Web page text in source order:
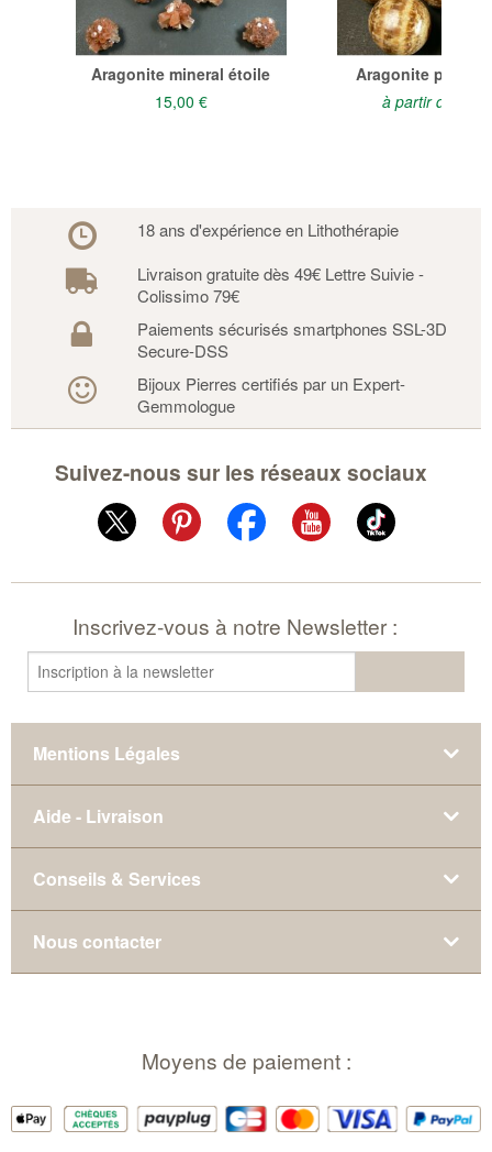
Aragonite mineral étoile
15,00 €
Aragonite pierre
à partir de
18 ans d'expérience en Lithothérapie
Livraison gratuite dès 49€ Lettre Suivie -
Colissimo 79€
Paiements sécurisés smartphones SSL-3D
Secure-DSS
Bijoux Pierres certifiés par un Expert-
Gemmologue
Suivez-nous sur les réseaux sociaux
Inscrivez-vous à notre Newsletter :
Mentions Légales
Aide - Livraison
Conseils & Services
Nous contacter
Moyens de paiement :